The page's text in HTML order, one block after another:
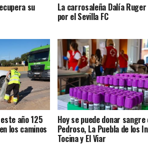
su La carrosaleña Dalía
por el Sevilla FC
año 125
los caminos
Hoy se puede donar sangre
Pedroso, La Puebla de los
Tocina y El Viar